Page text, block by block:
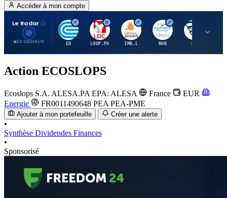
Accéder à mon compte
Le Radar
20 SIGNAUX
C
ED
L
LOUP.PA
I
IMB.L
B
BHB
B
Action ECOSLOPS
Ecoslops S.A. ALESA.PA EPA: ALESA France
EUR
Energie
FR0011490648 PEA PEA-PME
Ajouter à mon portefeuille Créer une alerte
•
Synthèse Dividendes Finances
•
Sponsorisé